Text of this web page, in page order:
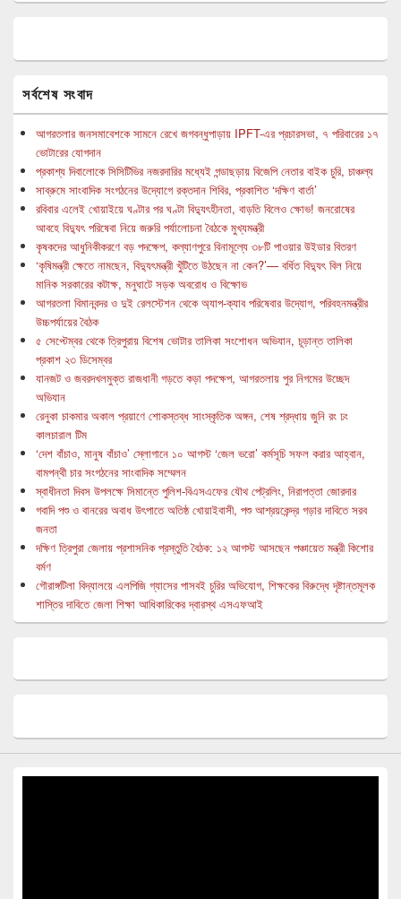
সর্বশেষ সংবাদ
আগরতলার জনসমাবেশকে সামনে রেখে জগবন্ধুপাড়ায় IPFT-এর প্রচারসভা, ৭ পরিবারের ১৭
ভোটারের যোগদান
প্রকাশ্য দিবালোকে সিসিটিভির নজরদারির মধ্যেই গন্ডাছড়ায় বিজেপি নেতার বাইক চুরি, চাঞ্চল্য
সাব্রুমে সাংবাদিক সংগঠনের উদ্যোগে রক্তদান শিবির, প্রকাশিত ‘দক্ষিণ বার্তা’
রবিবার এলেই খোয়াইয়ে ঘণ্টার পর ঘণ্টা বিদ্যুৎহীনতা, বাড়তি বিলেও ক্ষোভ! জনরোষের
আবহে বিদ্যুৎ পরিষেবা নিয়ে জরুরি পর্যালোচনা বৈঠকে মুখ্যমন্ত্রী
কৃষকদের আধুনিকীকরণে বড় পদক্ষেপ, কল্যাণপুরে বিনামূল্যে ৩৮টি পাওয়ার উইডার বিতরণ
‘কৃষিমন্ত্রী ক্ষেতে নামছেন, বিদ্যুৎমন্ত্রী খুঁটিতে উঠছেন না কেন?’— বর্ধিত বিদ্যুৎ বিল নিয়ে
মানিক সরকারের কটাক্ষ, মনুঘাটে সড়ক অবরোধ ও বিক্ষোভ
আগরতলা বিমানবন্দর ও দুই রেলস্টেশন থেকে অ্যাপ-ক্যাব পরিষেবার উদ্যোগ, পরিবহনমন্ত্রীর
উচ্চপর্যায়ের বৈঠক
৫ সেপ্টেম্বর থেকে ত্রিপুরায় বিশেষ ভোটার তালিকা সংশোধন অভিযান, চূড়ান্ত তালিকা
প্রকাশ ২৩ ডিসেম্বর
যানজট ও জবরদখলমুক্ত রাজধানী গড়তে কড়া পদক্ষেপ, আগরতলায় পুর নিগমের উচ্ছেদ
অভিযান
রেনুকা চাকমার অকাল প্রয়াণে শোকস্তব্ধ সাংস্কৃতিক অঙ্গন, শেষ শ্রদ্ধায় জুনি রং ঢং
কালচারাল টিম
‘দেশ বাঁচাও, মানুষ বাঁচাও’ স্লোগানে ১০ আগস্ট ‘জেল ভরো’ কর্মসূচি সফল করার আহ্বান,
বামপন্থী চার সংগঠনের সাংবাদিক সম্মেলন
স্বাধীনতা দিবস উপলক্ষে সিমান্তে পুলিশ-বিএসএফের যৌথ পেট্রলিং, নিরাপত্তা জোরদার
গবাদি পশু ও বানরের অবাধ উৎপাতে অতিষ্ঠ খোয়াইবাসী, পশু আশ্রয়কেন্দ্র গড়ার দাবিতে সরব
জনতা
দক্ষিণ ত্রিপুরা জেলায় প্রশাসনিক প্রস্তুতি বৈঠক: ১২ আগস্ট আসছেন পঞ্চায়েত মন্ত্রী কিশোর
বর্মণ
গৌরাঙ্গটিলা বিদ্যালয়ে এলপিজি গ্যাসের পাসবই চুরির অভিযোগ, শিক্ষকের বিরুদ্ধে দৃষ্টান্তমূলক
শাস্তির দাবিতে জেলা শিক্ষা আধিকারিকের দ্বারস্থ এসএফআই